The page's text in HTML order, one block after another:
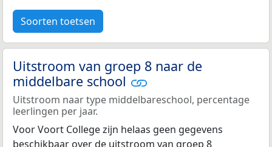
Soorten toetsen
Uitstroom van groep 8 naar de
middelbare school
Uitstroom naar type middelbareschool, percentage
leerlingen per jaar.
Voor Voort College zijn helaas geen gegevens
beschikbaar over de uitstroom van groep 8